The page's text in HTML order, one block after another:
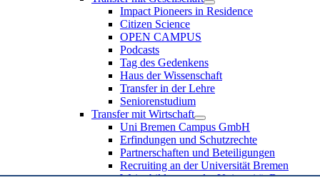
Impact Pioneers in Residence
Citizen Science
OPEN CAMPUS
Podcasts
Tag des Gedenkens
Haus der Wissenschaft
Transfer in der Lehre
Seniorenstudium
Transfer mit Wirtschaft
Uni Bremen Campus GmbH
Erfindungen und Schutzrechte
Partnerschaften und Beteiligungen
Recruiting an der Universität Bremen
Weiterbildung an der Universität Bremen